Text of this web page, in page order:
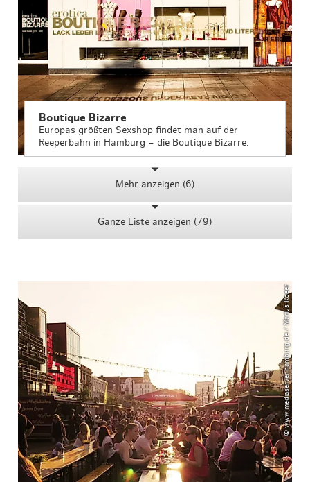
Boutique Bizarre
Europas größten Sexshop findet man auf der
Reeperbahn in Hamburg – die Boutique Bizarre.
Mehr anzeigen (6)
Ganze Liste anzeigen (79)
© www.mediaserver.hamburg.de / Marius Roeer